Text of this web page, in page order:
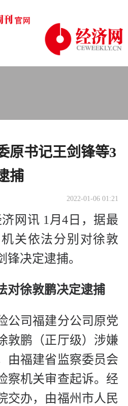
原书记王剑锋等3
捕
2022-01-06 01:21
网讯 1月4日，据最
关依法分别对徐敦
锋决定逮捕。
对徐敦鹏决定逮捕
公司福建分公司原党
敦鹏（正厅级）涉嫌
由福建省监察委员会
察机关审查起诉。经
交办，由福州市人民